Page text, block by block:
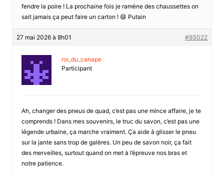
fendre la poire ! La prochaine fois je ramène des chaussettes on
sait jamais ça peut faire un carton ! 😄 Putain
27 mai 2026 à 8h01 #93022
roi_du_canape
Participant
Ah, changer des pneus de quad, c’est pas une mince affaire, je te
comprends ! Dans mes souvenirs, le truc du savon, c’est pas une
légende urbaine, ça marche vraiment. Ça aide à glisser le pneu
sur la jante sans trop de galères. Un peu de savon noir, ça fait
des merveilles, surtout quand on met à l’épreuve nos bras et
notre patience.